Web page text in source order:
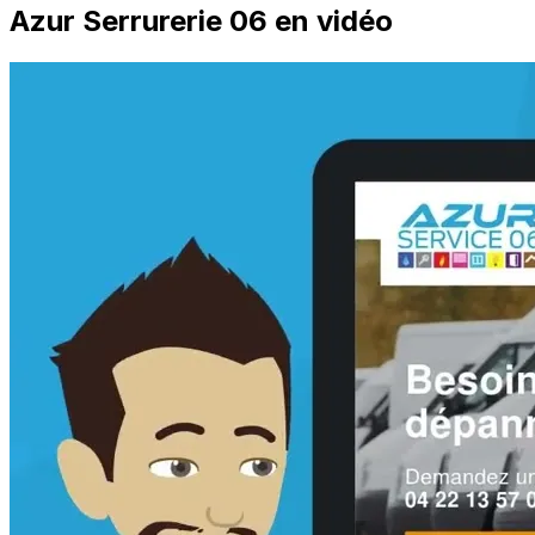
Azur Serrurerie 06 en vidéo